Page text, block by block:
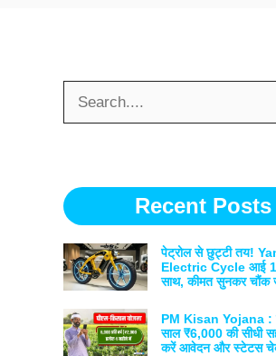
Recent Posts
पेट्रोल से छुट्टी तय!
Electric Cycle आई
साथ, कीमत सुनकर चौंक
PM Kisan Yojana :
साल ₹6,000 की सीधी
करें आवेदन और स्टेटस